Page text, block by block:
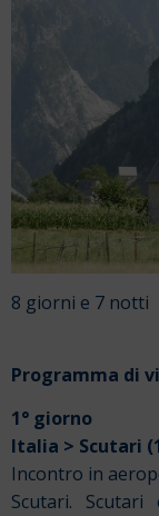
8 giorni e 7 notti
Programma di
1° giorno
Italia > Scutari
Incontro in
Scutari.